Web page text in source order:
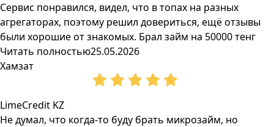
Сервис понравился, видел, что в топах на разных
агрегаторах, поэтому решил довериться, ещё отзывы
были хорошие от знакомых. Брал займ на 50000 тенг
Читать полностью25.05.2026
Хамзат
LimeCredit KZ
Не думал, что когда-то буду брать микрозайм, но